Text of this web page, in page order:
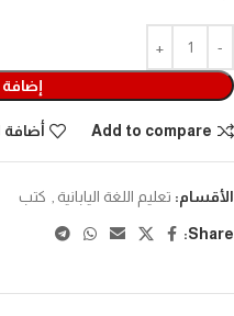
Add to compare أضافة
الأقسام: تعليم اللغة اليابانية كتب
Share: